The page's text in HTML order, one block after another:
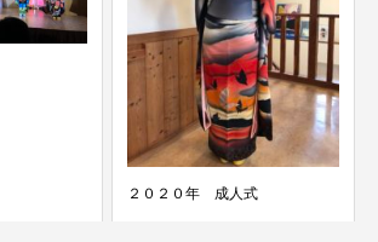
２０２０年 成人式